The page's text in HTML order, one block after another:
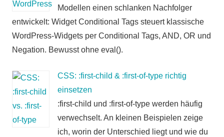
Modellen einen schlanken Nachfolger
entwickelt: Widget Conditional Tags steuert klassische
WordPress-Widgets per Conditional Tags, AND, OR und
Negation. Bewusst ohne eval().
CSS: :first-child & :first-of-type richtig
einsetzen
:first-child und :first-of-type werden häufig
verwechselt. An kleinen Beispielen zeige
ich, worin der Unterschied liegt und wie du